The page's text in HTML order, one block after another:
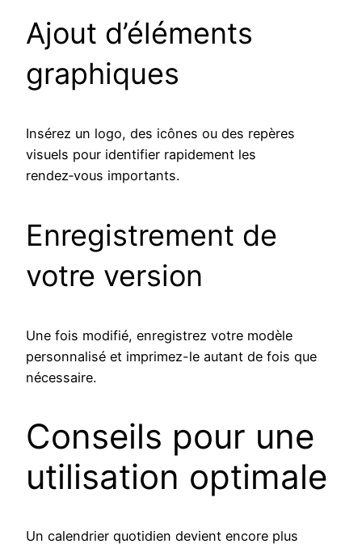
Ajout d’éléments
graphiques
Insérez un logo, des icônes ou des repères
visuels pour identifier rapidement les
rendez‑vous importants.
Enregistrement de
votre version
Une fois modifié, enregistrez votre modèle
personnalisé et imprimez-le autant de fois que
nécessaire.
Conseils pour une
utilisation optimale
Un calendrier quotidien devient encore plus